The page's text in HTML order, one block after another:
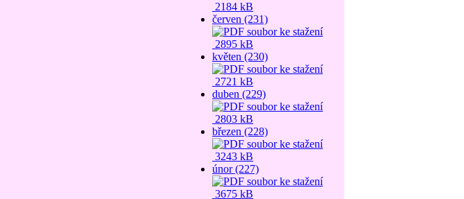
2184 kB
červen (231)
2895 kB
květen (230)
2721 kB
duben (229)
2803 kB
březen (228)
3243 kB
únor (227)
3675 kB